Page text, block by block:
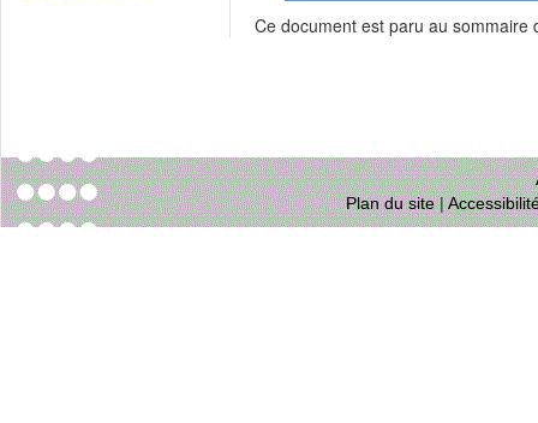
Ce document est paru au sommaire
Plan du site|